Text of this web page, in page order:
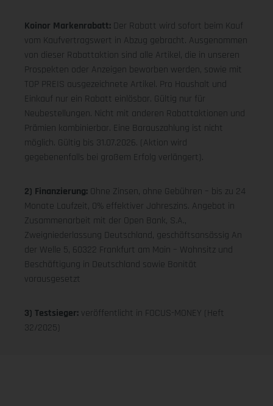
Koinor Markenrabatt: Der Rabatt wird sofort beim Kauf
vom Kaufvertragswert in Abzug gebracht. Ausgenommen
von dieser Rabattaktion sind alle Artikel, die in unseren
Prospekten oder Anzeigen beworben werden, sowie mit
TOP PREIS ausgezeichnete Artikel. Pro Haushalt und
Einkauf nur ein Rabatt einlösbar. Gültig nur für
Neubestellungen. Nicht mit anderen Rabattaktionen und
Prämien kombinierbar. Eine Barauszahlung ist nicht
möglich. Gültig bis 31.07.2026. (Aktion wird
gegebenenfalls bei großem Erfolg verlängert).
2) Finanzierung: Ohne Zinsen, ohne Gebühren – bis zu 24
Monate Laufzeit, 0% effektiver Jahreszins. Angebot in
Zusammenarbeit mit der Open Bank, S.A.,
Zweigniederlassung Deutschland, geschäftsansässig An
der Welle 5, 60322 Frankfurt am Main – Wohnsitz und
Beschäftigung in Deutschland sowie Bonität
vorausgesetzt
3) Testsieger: veröffentlicht in FOCUS-MONEY (Heft
32/2025)